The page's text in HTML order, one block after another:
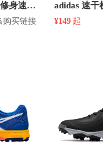
monster guardians 修身速干运动短袖
购买链接 ¥149 起